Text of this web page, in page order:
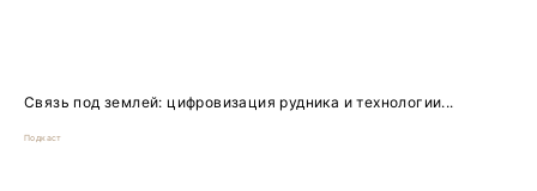
Связь под землей: цифровизация рудника и технологии...
Подкаст